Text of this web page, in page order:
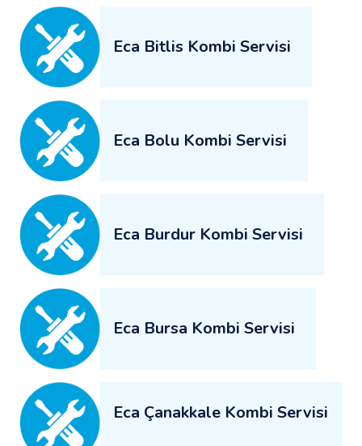
Eca Bitlis Kombi Servisi
Eca Bolu Kombi Servisi
Eca Burdur Kombi Servisi
Eca Bursa Kombi Servisi
Eca Çanakkale Kombi Servisi